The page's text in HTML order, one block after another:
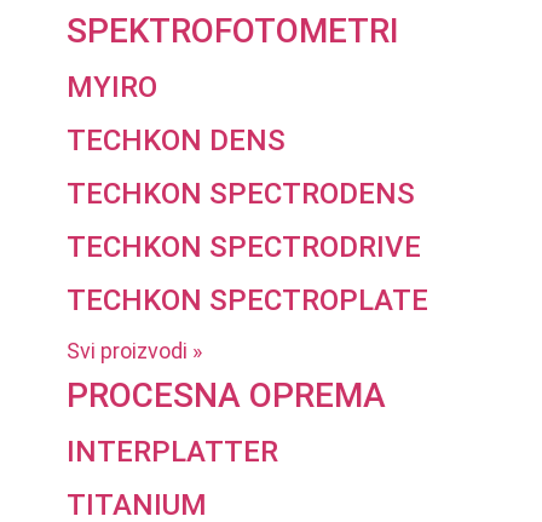
SPEKTROFOTOMETRI
MYIRO
TECHKON DENS
TECHKON SPECTRODENS
TECHKON SPECTRODRIVE
TECHKON SPECTROPLATE
Svi proizvodi »
PROCESNA OPREMA
INTERPLATTER
TITANIUM